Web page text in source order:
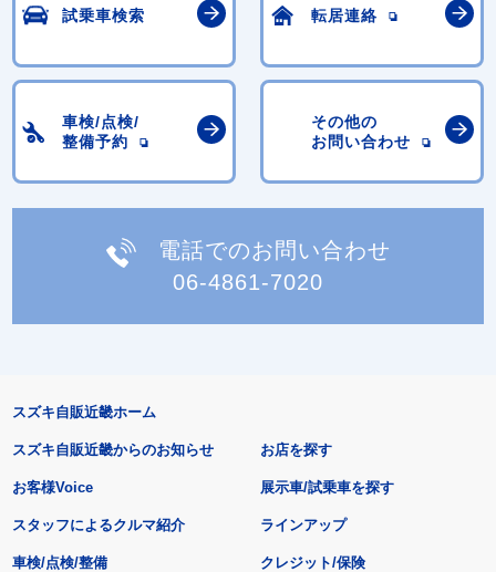
試乗車検索 転居連絡
車検/点検/
整備予約
その他の
お問い合わせ
電話でのお問い合わせ
06-4861-7020
スズキ自販近畿ホーム
スズキ自販近畿からのお知らせ
お客様Voice
スタッフによるクルマ紹介
お店を探す
展示車/試乗車を探す
ラインアップ
車検/点検/整備 クレジット/保険